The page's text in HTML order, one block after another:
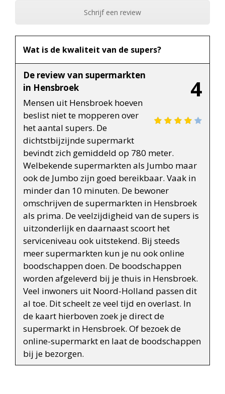
Schrijf een review
Wat is de kwaliteit van de supers?
4
De review van supermarkten
in Hensbroek
Mensen uit Hensbroek hoeven
beslist niet te mopperen over
het aantal supers. De
dichtstbijzijnde supermarkt
bevindt zich gemiddeld op 780 meter.
Welbekende supermarkten als Jumbo maar
ook de Jumbo zijn goed bereikbaar. Vaak in
minder dan 10 minuten. De bewoner
omschrijven de supermarkten in Hensbroek
als prima. De veelzijdigheid van de supers is
uitzonderlijk en daarnaast scoort het
serviceniveau ook uitstekend. Bij steeds
meer supermarkten kun je nu ook online
boodschappen doen. De boodschappen
worden afgeleverd bij je thuis in Hensbroek.
Veel inwoners uit Noord-Holland passen dit
al toe. Dit scheelt ze veel tijd en overlast. In
de kaart hierboven zoek je direct de
supermarkt in Hensbroek. Of bezoek de
online-supermarkt en laat de boodschappen
bij je bezorgen.